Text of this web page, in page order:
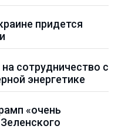
придется
сотрудничество с
энергетике
«очень